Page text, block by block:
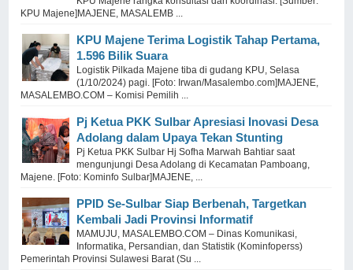
KPU Majene]MAJENE, MASALEMB ...
KPU Majene Terima Logistik Tahap Pertama,
1.596 Bilik Suara
Logistik Pilkada Majene tiba di gudang KPU, Selasa
(1/10/2024) pagi. [Foto: Irwan/Masalembo.com]MAJENE,
MASALEMBO.COM – Komisi Pemilih ...
Pj Ketua PKK Sulbar Apresiasi Inovasi Desa
Adolang dalam Upaya Tekan Stunting
Pj Ketua PKK Sulbar Hj Sofha Marwah Bahtiar saat
mengunjungi Desa Adolang di Kecamatan Pamboang,
Majene. [Foto: Kominfo Sulbar]MAJENE, ...
PPID Se-Sulbar Siap Berbenah, Targetkan
Kembali Jadi Provinsi Informatif
MAMUJU, MASALEMBO.COM – Dinas Komunikasi,
Informatika, Persandian, dan Statistik (Kominfoperss)
Pemerintah Provinsi Sulawesi Barat (Su ...